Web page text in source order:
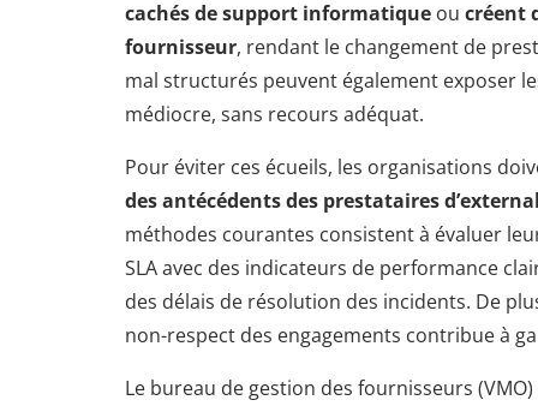
cachés de support informatique ou créent
fournisseur, rendant le changement de
mal structurés peuvent également exposer
médiocre, sans recours adéquat.
Pour éviter ces écueils, les organisations
des antécédents des prestataires
méthodes courantes consistent à évaluer
SLA avec des indicateurs de performance
des délais de résolution des incidents. De
non-respect des engagements contribue à
Le bureau de gestion des fournisseurs